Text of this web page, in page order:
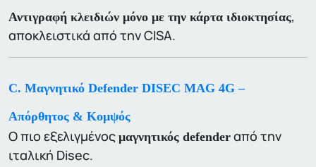
Αντιγραφή κλειδιών μόνο με την κάρτα ιδιοκτησίας,
αποκλειστικά από την CISA.
C. Μαγνητικό Defender DISEC MAG 4G –
Απόρθητος & Κομψός
Ο πιο εξελιγμένος μαγνητικός defender από την
ιταλική Disec.